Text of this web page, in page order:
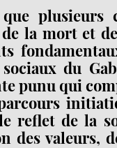
plusieurs
la mort et
du
punu qui
reflet de la
des valeurs,